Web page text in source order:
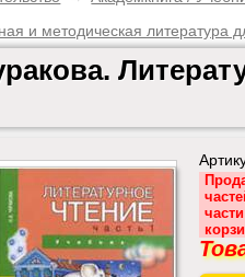
и методическая литература